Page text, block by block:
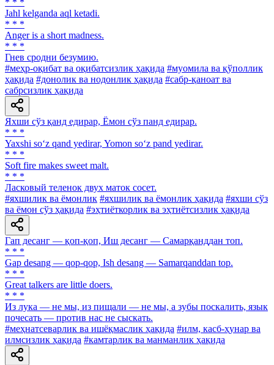
* * *
Jahl kelganda aql ketadi.
* * *
Anger is a short madness.
* * *
Гнев сродни безумию.
#меҳр-оқибат ва оқибатсизлик ҳақида #муомила ва қўполлик
ҳақида #донолик ва нодонлик ҳақида #сабр-қаноат ва
сабрсизлик ҳақида
Яхши сўз қанд едирар, Ёмон сўз панд едирар.
* * *
Yaxshi so‘z qand yedirar, Yomon so‘z pand yedirar.
* * *
Soft fire makes sweet malt.
* * *
Ласковый теленок двух маток сосет.
#яхшилик ва ёмонлик #яхшилик ва ёмонлик ҳақида #яхши сўз
ва ёмон сўз ҳақида #эҳтиёткорлик ва эҳтиётсизлик ҳақида
Гап десанг — қоп-қоп, Иш десанг — Самарқанддан топ.
* * *
Gap desang — qop-qop, Ish desang — Samarqanddan top.
* * *
Great talkers are little doers.
* * *
Из лука — не мы, из пищали — не мы, а зубы поскалить, язык
почесать — против нас не сыскать.
#меҳнатсеварлик ва ишёқмаслик ҳақида #илм, касб-ҳунар ва
илмсизлик ҳақида #камтарлик ва манманлик ҳақида